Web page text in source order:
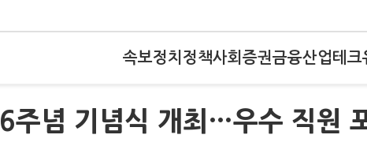
속보정치 정책사회 증권금융산업테크
주념 기념식 개최…우수 직원